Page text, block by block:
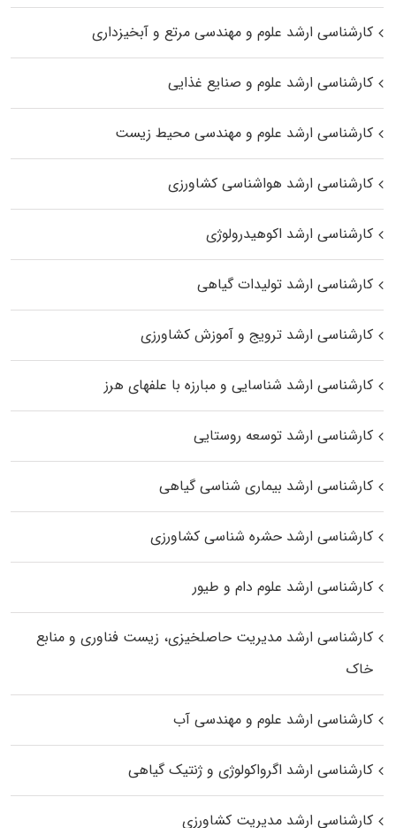
کارشناسی ارشد علوم و مهندسی مرتع و آبخیزداری
کارشناسی ارشد علوم و صنایع غذایی
کارشناسی ارشد علوم و مهندسی محیط زیست
کارشناسی ارشد هواشناسی کشاورزی
کارشناسی ارشد اکوهیدرولوژی
کارشناسی ارشد تولیدات گیاهی
کارشناسی ارشد ترویج و آموزش کشاورزی
کارشناسی ارشد شناسایی و مبارزه با علفهای هرز
کارشناسی ارشد توسعه روستایی
کارشناسی ارشد بیماری‌ شناسی گیاهی
کارشناسی ارشد حشره‌ شناسی کشاورزی
کارشناسی ارشد علوم دام و طیور
کارشناسی ارشد مدیریت حاصلخیزی، زیست فناوری و منابع
خاک
کارشناسی ارشد علوم و مهندسی آب
کارشناسی ارشد اگرواکولوژی و ژنتیک گیاهی
کارشناسی ارشد مدیریت کشاورزی